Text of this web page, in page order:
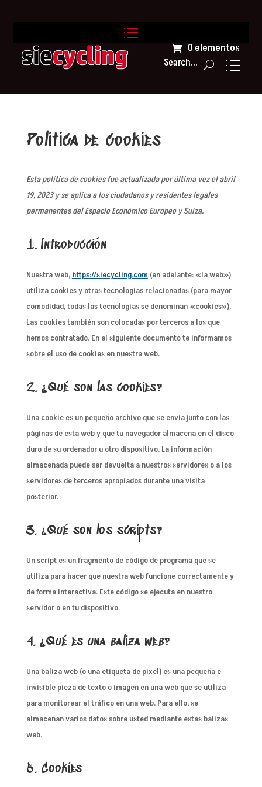
0 elementos
Search...
Política de cookies
Esta política de cookies fue actualizada por última vez el abril
19, 2023 y se aplica a los ciudadanos y residentes legales
permanentes del Espacio Económico Europeo y Suiza.
1. Introducción
Nuestra web, https://siecycling.com (en adelante: «la web»)
utiliza cookies y otras tecnologías relacionadas (para mayor
comodidad, todas las tecnologías se denominan «cookies»).
Las cookies también son colocadas por terceros a los que
hemos contratado. En el siguiente documento te informamos
sobre el uso de cookies en nuestra web.
2. ¿Qué son las cookies?
Una cookie es un pequeño archivo que se envía junto con las
páginas de esta web y que tu navegador almacena en el disco
duro de su ordenador u otro dispositivo. La información
almacenada puede ser devuelta a nuestros servidores o a los
servidores de terceros apropiados durante una visita
posterior.
3. ¿Qué son los scripts?
Un script es un fragmento de código de programa que se
utiliza para hacer que nuestra web funcione correctamente y
de forma interactiva. Este código se ejecuta en nuestro
servidor o en tu dispositivo.
4. ¿Qué es una baliza web?
Una baliza web (o una etiqueta de píxel) es una pequeña e
invisible pieza de texto o imagen en una web que se utiliza
para monitorear el tráfico en una web. Para ello, se
almacenan varios datos sobre usted mediante estas balizas
web.
5. Cookies